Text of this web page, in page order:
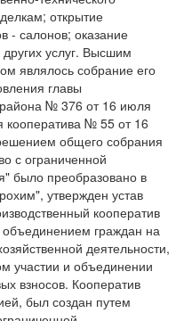
открытие
- салонов; оказание
услуг. Высшим
являлось собрание его
главы
№ 376 от 16 июля
кооператива № 55 от 16
общего собрания
с ограниченной
было преобразовано в
утвержден устав
кооператив
граждан на
деятельности,
участии и объединении
взносов. Кооператив
был создан путем